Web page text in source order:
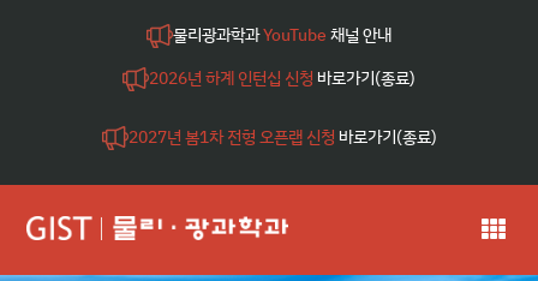
물리광과학과YouTube 채널 안내
2026년 하계 인턴십 신청 바로가기(종료)
2027년 봄1차 전형 오픈랩 신청 바로가기(종료)